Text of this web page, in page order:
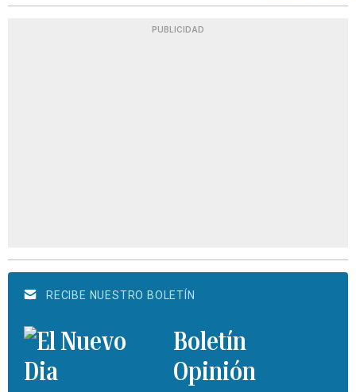
PUBLICIDAD
RECIBE NUESTRO BOLETÍN
Boletín
Opinión